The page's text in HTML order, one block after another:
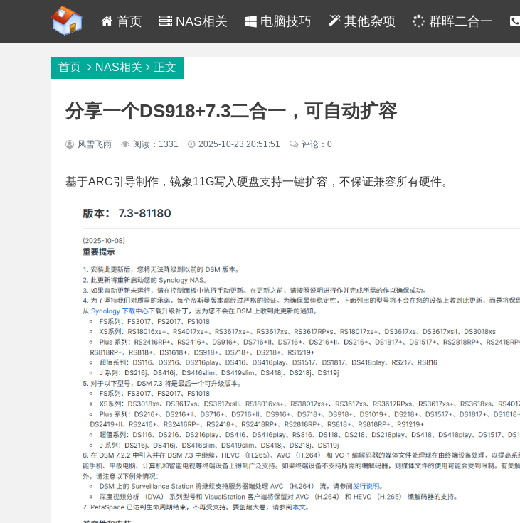
首页 NAS相关 电脑技巧 其他杂项 群晖二合一
首页 NAS相关 正文
分享一个DS918+7.3二合一，可自动扩容
风雪飞雨 阅读：1331 2025-10-23 20:51:51 评论：0
基于ARC引导制作，镜象11G写入硬盘支持一键扩容，不保证兼容所有硬件。